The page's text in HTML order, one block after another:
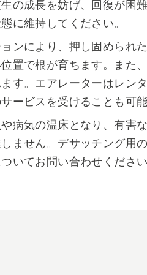
の成長を妨げ、回復が困
に維持してください。
ンにより、押し固められ
置で根が育ちます。また
す。エアレーターはレン
ービスを受けることも可能
病気の温床となり、有害
ません。デサッチング用
いてお問い合わせください